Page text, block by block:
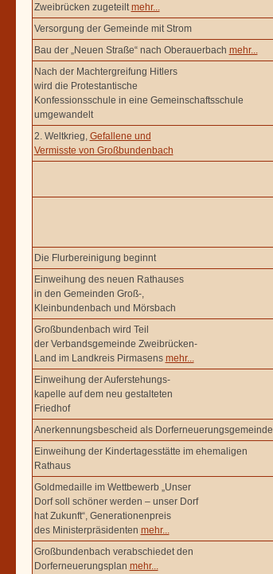
Zweibrücken zugeteiltmehr...
Versorgung der Gemeinde mit Strom
Bau der „Neuen Straße“ nach Oberauerbach mehr...
Nach der Machtergreifung Hitlers
wird die Protestantische
Konfessionsschule in eine Gemeinschaftsschule
umgewandelt
2. Weltkrieg, Gefallene und
Vermisste von Großbundenbach
Die Flurbereinigung beginnt
Einweihung des neuen Rathauses
in den Gemeinden Groß-,
Kleinbundenbach und Mörsbach
Großbundenbach wird Teil
der Verbandsgemeinde Zweibrücken-
Land im Landkreis Pirmasens mehr...
Einweihung der Auferstehungs-
kapelle auf dem neu gestalteten
Friedhof
Anerkennungsbescheid als Dorferneuerungsgemeinde
Einweihung der Kindertagesstätte im ehemaligen
Rathaus
Goldmedaille im Wettbewerb „Unser
Dorf soll schöner werden – unser Dorf
hat Zukunft“, Generationenpreis
des Ministerpräsidenten mehr...
Großbundenbach verabschiedet den
Dorferneuerungsplan mehr...